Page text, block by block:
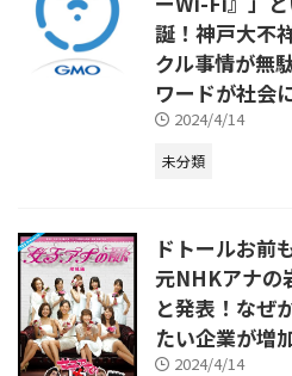
誕！神戸大不
クル事情が無
ワードが社会
2024/4/14
未分類
ドトールお前
元NHKアナの
と発表！なぜ
たい企業が増
2024/4/14